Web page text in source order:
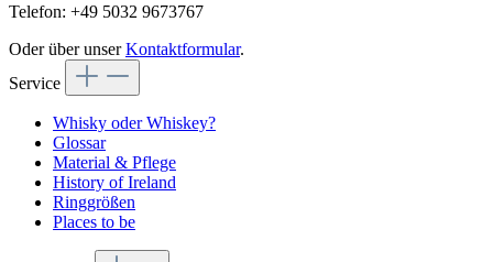
Telefon: +49 5032 9673767
Oder über unserKontaktformular.
Service
Whisky oder Whiskey?
Glossar
Material & Pflege
History of Ireland
Ringgrößen
Places to be